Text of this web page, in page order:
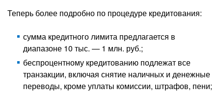
Теперь более подробно по процедуре кредитования:
сумма кредитного лимита предлагается в
диапазоне 10 тыс. — 1 млн. руб.;
беспроцентному кредитованию подлежат все
транзакции, включая снятие наличных и денежные
переводы, кроме уплаты комиссии, штрафов, пени;